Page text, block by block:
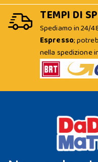
TEMPI DI
Spediamo in 24/
Espresso;
nella spedizione